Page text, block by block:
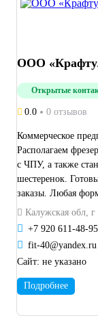
ООО
Открытые
0.0 0 отзывов
Коммерческое
Располагаем
с ЧПУ, а также
шестеренок.
заказы. Любая
Калужская обл, г
+7 920 611-48-95
fit-40@yandex.ru
Сайт: не указано
Подробнее